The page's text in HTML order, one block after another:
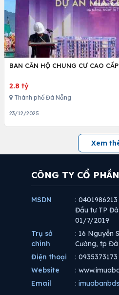
BAN CĂN HỘ CHUNG CƯ CAO
2.8 tỷ
Thành phố Đà Nẵng
23/12/2025
Xem
CÔNG TY CỔ
MSDN
:
Đầu tư TP
01/7/2019
Trụ sở
chính
: 16 Nguyễn
Cường, tp
Điện thoại
: 0935373173
Website
:
Email
: